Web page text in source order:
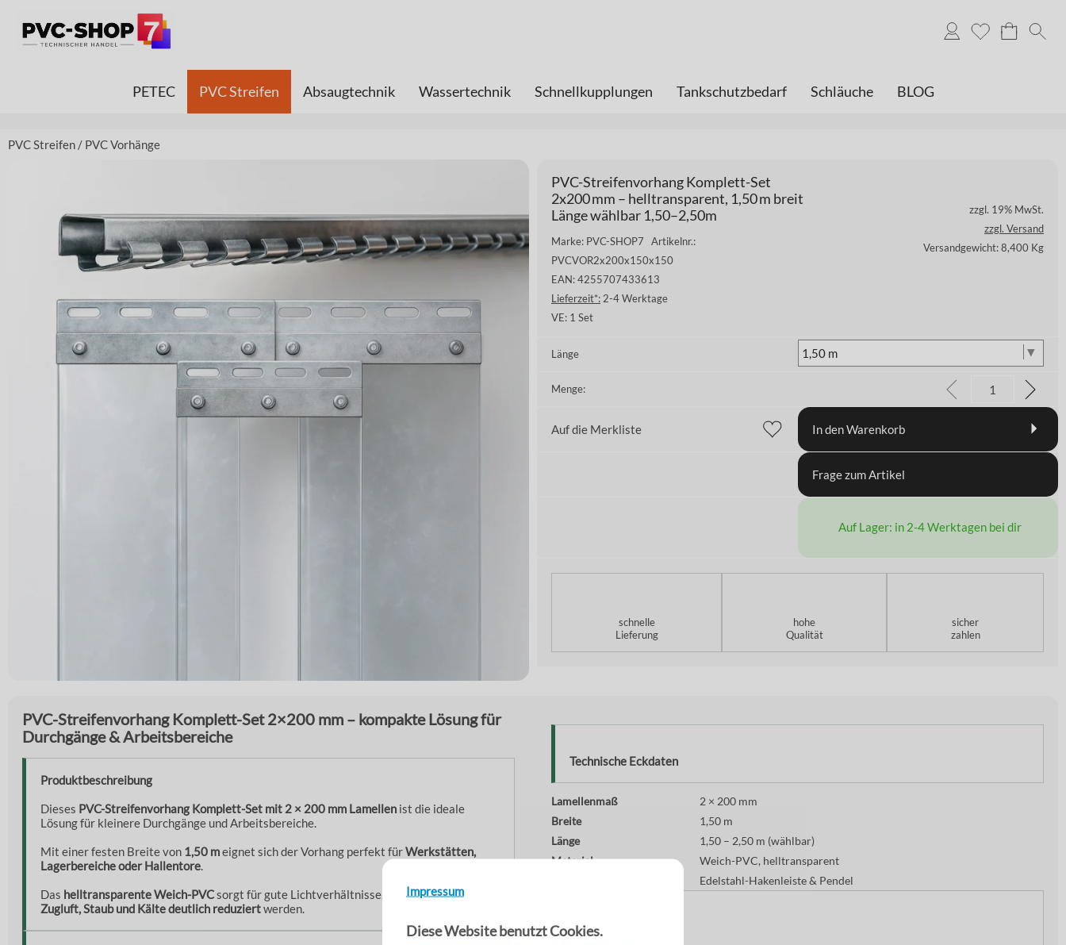
Impressum
Diese Website benutzt Cookies.
PETEC PVC Streifen Absaugtechnik Wassertechnik Schnellkupplungen Tankschutzbedarf Schläuche BLOG
PVC Streifen / PVC Vorhänge
PVC-Streifenvorhang Komplett-Set
2x200 mm – helltransparent, 1,50 m breit
Länge wählbar 1,50–2,50m
Marke: PVC-SHOP7 Artikelnr.:
PVCVOR2x200x150x150
EAN: 4255707433613
Lieferzeit*: 2-4 Werktage
VE: 1 Set
zzgl. 19% MwSt.
zzgl. Versand
Versandgewicht: 8,400 Kg
Länge
Menge:
Auf die Merkliste In den Warenkorb
Frage zum Artikel
Auf Lager: in 2-4 Werktagen bei dir
schnelle
Lieferung
hohe
Qualität
sicher
zahlen
PVC-Streifenvorhang Komplett-Set 2×200 mm – kompakte Lösung für
Durchgänge & Arbeitsbereiche
Produktbeschreibung
Dieses PVC-Streifenvorhang Komplett-Set mit 2 × 200 mm Lamellen ist die ideale
Lösung für kleinere Durchgänge und Arbeitsbereiche.
Mit einer festen Breite von 1,50 meignet sich der Vorhang perfekt fürWerkstätten,
Lagerbereiche oder Hallentore.
Das helltransparente Weich-PVCsorgt für gute Lichtverhältnisse, während gleichzeitig
Zugluft, Staub und Kälte deutlich reduziertwerden.
Technische Eckdaten
Lamellenmaß
2 × 200 mm
Breite
1,50 m
Länge
1,50 – 2,50 m (wählbar)
Material
Weich-PVC, helltransparent
Edelstahl-Hakenleiste & Pendel
Lieferumfang